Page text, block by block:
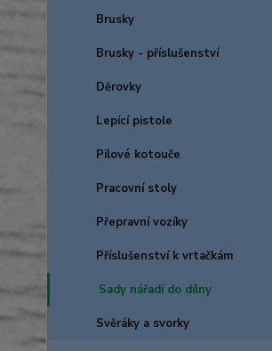
Brusky
Brusky - příslušenství
Děrovky
Lepící pistole
Pilové kotouče
Pracovní stoly
Přepravní vozíky
Příslušenství k vrtačkám
Sady nářadí do dílny
Svěráky a svorky